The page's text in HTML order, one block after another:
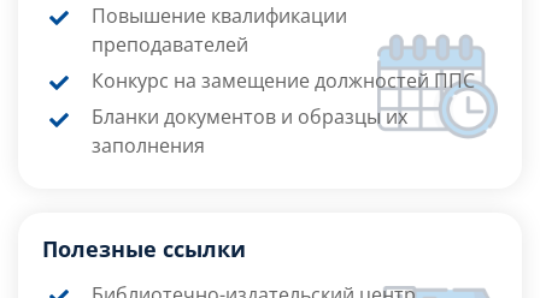
Повышение квалификации
преподавателей
Конкурс на замещение должностей ППС
Бланки документов и образцы их
заполнения
Полезные ссылки